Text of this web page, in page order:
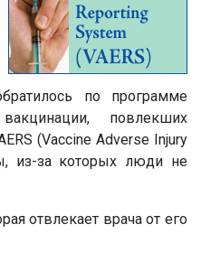
по программе
повлекших
(Vaccine Adverse Injury
из-за которых люди не
отвлекает врача от его